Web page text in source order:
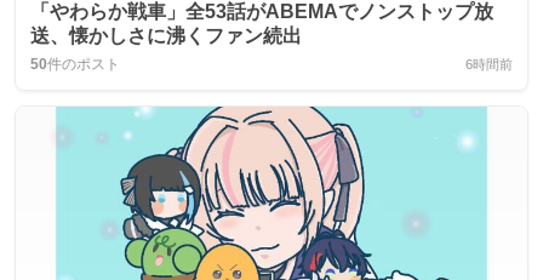
「やわらか戦車」全53話がABEMAでノンストップ放
送、懐かしさに沸くファン続出
50件のポスト 6時間前